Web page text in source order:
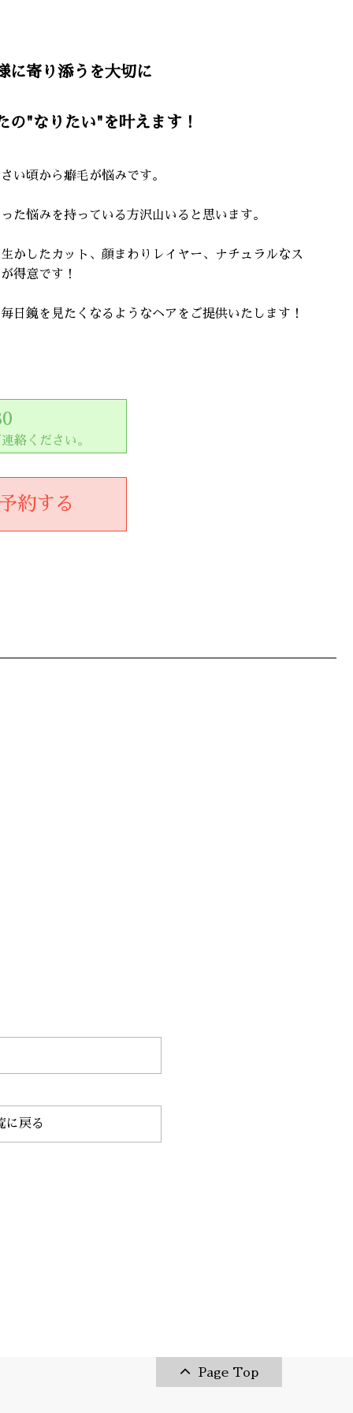
に寄り添うを大切に
の"なりたい"を叶えます！
い頃から癖毛が悩みです。
た悩みを持っている方沢山いると思います。
かしたカット、顔まわりレイヤー、ナチュラルなス
得意です！
日鏡を見たくなるようなヘアをご提供いたします！
絡ください。
約する
に戻る
Page Top